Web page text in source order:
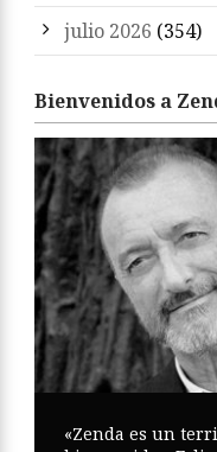
julio 2026 (354)
Bienvenidos a
«Zenda es un